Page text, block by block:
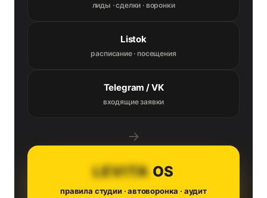
лиды · сделки · воронки
Listok
расписание · посещения
Telegram / VK
входящие заявки
→
LEVITA OS
правила студии · автоворонка · аудит